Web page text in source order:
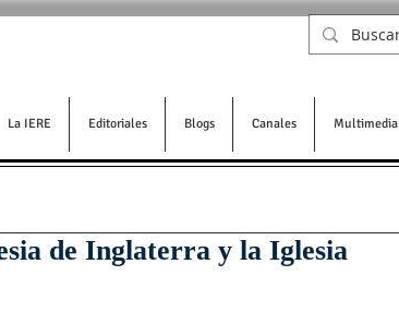
La IERE Editoriales Blogs Canales Multimedia
de Inglaterra y la Iglesia